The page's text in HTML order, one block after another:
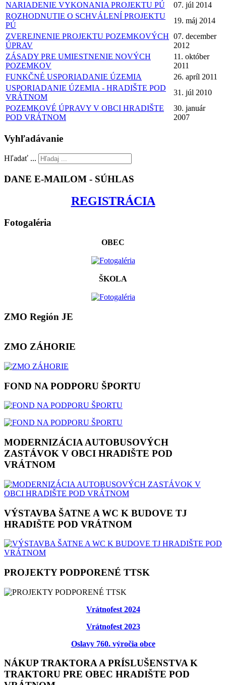
NARIADENIE VYKONANIA PROJEKTU PÚ
07. júl 2014
ROZHODNUTIE O SCHVÁLENÍ PROJEKTU
PÚ
19. máj 2014
ZVEREJNENIE PROJEKTU POZEMKOVÝCH
ÚPRAV
07. december
2012
ZÁSADY PRE UMIESTNENIE NOVÝCH
POZEMKOV
11. október
2011
FUNKČNÉ USPORIADANIE ÚZEMIA
26. apríl 2011
USPORIADANIE ÚZEMIA - HRADIŠTE POD
VRÁTNOM
31. júl 2010
POZEMKOVÉ ÚPRAVY V OBCI HRADIŠTE
POD VRÁTNOM
30. január
2007
Vyhľadávanie
Hľadať ...
DANE E-MAILOM - SÚHLAS
REGISTRÁCIA
Fotogaléria
OBEC
ŠKOLA
ZMO Región JE
ZMO ZÁHORIE
FOND NA PODPORU ŠPORTU
MODERNIZÁCIA AUTOBUSOVÝCH
ZASTÁVOK V OBCI HRADIŠTE POD
VRÁTNOM
VÝSTAVBA ŠATNE A WC K BUDOVE TJ
HRADIŠTE POD VRÁTNOM
PROJEKTY PODPORENÉ TTSK
Vrátnofest 2024
Vrátnofest 2023
Oslavy 760. výročia obce
NÁKUP TRAKTORA A PRÍSLUŠENSTVA K
TRAKTORU PRE OBEC HRADIŠTE POD